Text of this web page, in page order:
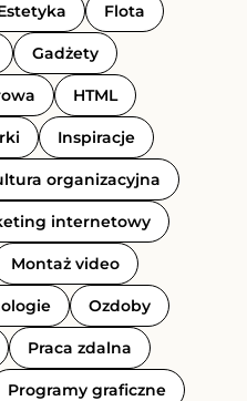
Flota
Gadżety
HTML
Inspiracje
organizacyjna
internetowy
Montaż video
Ozdoby
Praca zdalna
Programy graficzne